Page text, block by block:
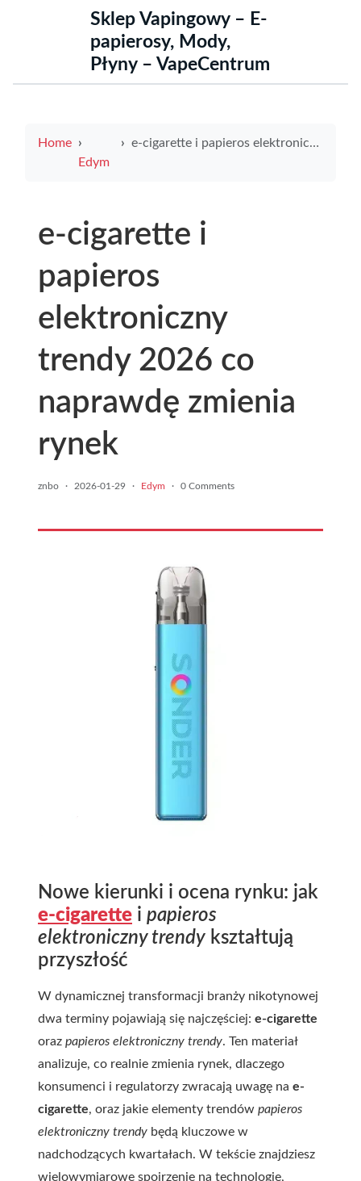
Sklep Vapingowy – E-
papierosy, Mody,
Płyny – VapeCentrum
Home
Edym
e-cigarette i papieros elektroniczny trendy 2026 co naprawdę zmienia rynek
e-cigarette i
papieros
elektroniczny
trendy 2026 co
naprawdę zmienia
rynek
znbo · 2026-01-29 · Edym · 0 Comments
Nowe kierunki i ocena rynku: jak
e-cigarette i papieros
elektroniczny trendy kształtują
przyszłość
W dynamicznej transformacji branży nikotynowej
dwa terminy pojawiają się najczęściej: e-cigarette
oraz papieros elektroniczny trendy. Ten materiał
analizuje, co realnie zmienia rynek, dlaczego
konsumenci i regulatorzy zwracają uwagę na e-
cigarette, oraz jakie elementy trendów papieros
elektroniczny trendy będą kluczowe w
nadchodzących kwartałach. W tekście znajdziesz
wielowymiarowe spojrzenie na technologię,